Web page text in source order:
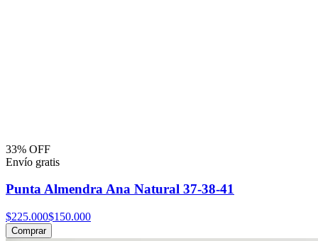
33% OFF
Envío gratis
Punta Almendra Ana Natural 37-38-41
$225.000$150.000
Comprar